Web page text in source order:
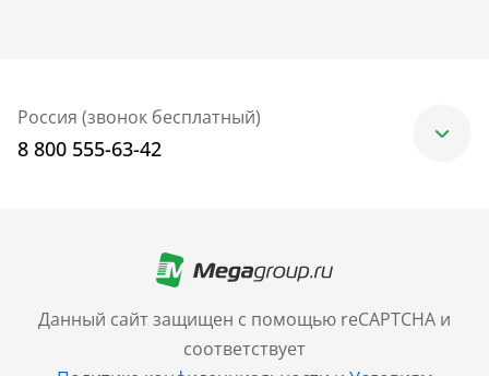
Данный сайт защищен с помощью reCAPTCHA и
соответствует
Россия (звонок бесплатный)
8 800 555-63-42
+7 (499) 705-30-10
Санкт-Петербург
+7 (812) 600-77-33